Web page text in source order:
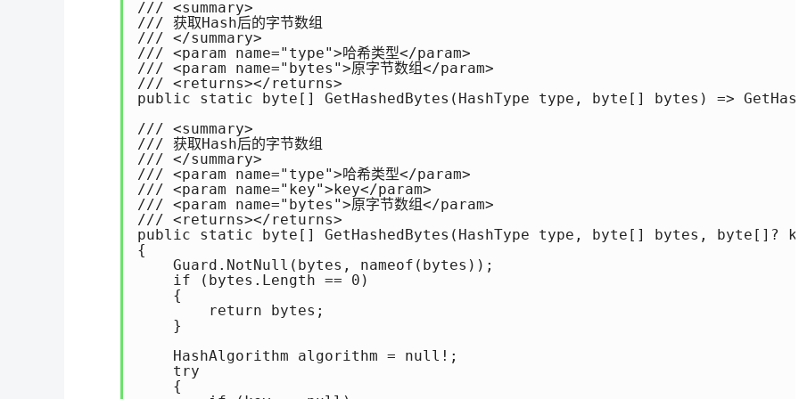
/// <summary>
/// 获取Hash后的字节数组
/// </summary>
/// <param name="type">哈希类型</param>
/// <param name="bytes">原字节数组</param>
/// <returns></returns>
public static byte[] GetHashedBytes(HashType type, byte[] bytes) =>
/// <summary>
/// 获取Hash后的字节数组
/// </summary>
/// <param name="type">哈希类型</param>
/// <param name="key">key</param>
/// <param name="bytes">原字节数组</param>
/// <returns></returns>
public static byte[] GetHashedBytes(HashType type, byte[] bytes, byte[]?
{
    Guard.NotNull(bytes, nameof(bytes));
    if (bytes.Length == 0)
    {
        return bytes;
    }
    HashAlgorithm algorithm = null!;
    try
    {